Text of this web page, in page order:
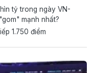
tỷ trong ngày VN-
mạnh nhất?
1.750 điểm